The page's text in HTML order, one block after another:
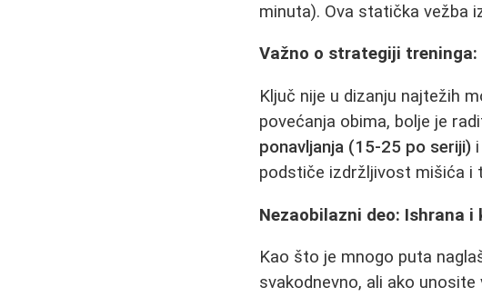
minuta). Ova statička vežba
Važno o strategiji treninga:
Ključ nije u dizanju najtežih
povećanja obima, bolje je
ponavljanja (15-25 po seriji) i
podstiče izdržljivost mišića i
Nezaobilazni deo: Ishrana i
Kao što je mnogo puta
svakodnevno, ali ako